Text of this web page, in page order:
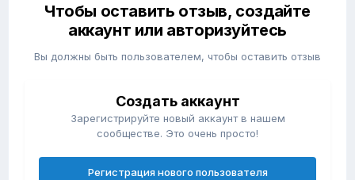
Чтобы оставить отзыв, создайте
аккаунт или авторизуйтесь
Вы должны быть пользователем, чтобы оставить отзыв
Создать аккаунт
Зарегистрируйте новый аккаунт в нашем
сообществе. Это очень просто!
Регистрация нового пользователя